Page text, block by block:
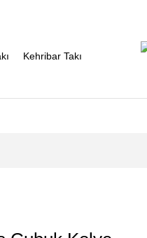
Kehribar Takı